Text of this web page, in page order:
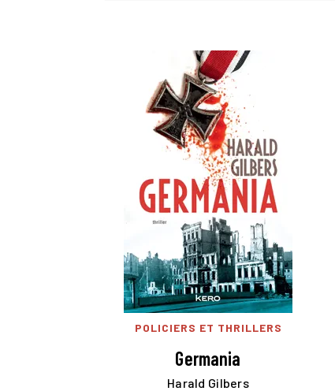
POLICIERS ET THRILLERS
Germania
Harald Gilbers